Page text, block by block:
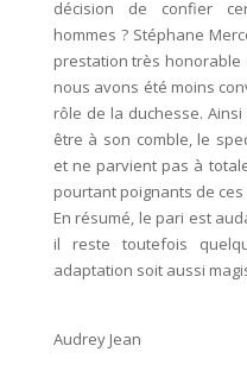
décision de confier
hommes ? Stéphane
prestation très honorable
nous avons été moins
rôle de la duchesse.
être à son comble, le
et ne parvient pas à
pourtant poignants de ces
En résumé, le pari est
il reste toutefois
adaptation soit aussi
Audrey Jean